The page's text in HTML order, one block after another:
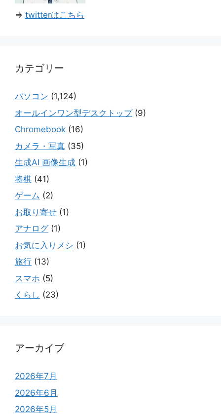
⇒ twitterはこちら
カテゴリー
パソコン (1,124)
オールインワン型デスクトップ(9)
Chromebook (16)
カメラ・写真 (35)
生成AI 画像生成 (1)
将棋 (41)
ゲーム (2)
お取り寄せ (1)
アナログ(1)
お気に入りメシ (1)
旅行 (13)
スマホ (5)
くらし (23)
アーカイブ
2026年7月
2026年6月
2026年5月